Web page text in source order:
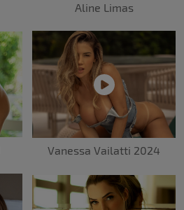
Aline Limas
Vanessa Vailatti 2024